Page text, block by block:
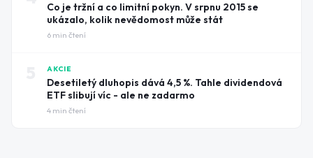
Co je tržní a co limitní pokyn. V srpnu 2015 se
ukázalo, kolik nevědomost může stát
6 min čtení
AKCIE
Desetiletý dluhopis dává 4,5 %. Tahle dividendová
ETF slibují víc - ale ne zadarmo
4 min čtení